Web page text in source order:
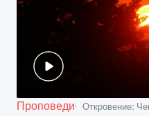
Проповеди Откровение: Чему